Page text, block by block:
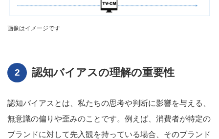
画像はイメージです
認知バイアスの理解の重要性
認知バイアスとは、私たちの思考や判断に影響を与える、
無意識の偏りや歪みのことです。例えば、消費者が特定の
ブランドに対して先入観を持っている場合、そのブランド